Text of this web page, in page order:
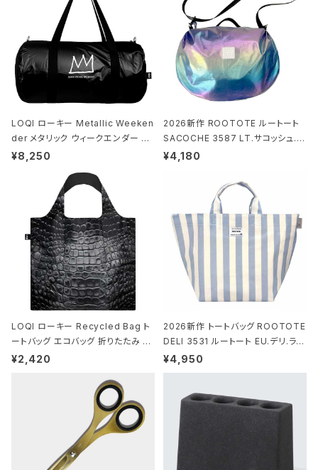
LOQI ローキー Metallic Weeken
der メタリック ウィークエンダー ボ
ストンバッグ ショルダーバッグ JEAN
ck ジャン=ミッシェル・バスキア/クラ
ウン ブラック
¥8,250
2026新作 ROOTOTE ルートート
SACOCHE 3587 LT.サコッシュ.ル
ミエ-B ショルダーバッグ グロスネイ
¥4,180
LOQI ローキー Recycled Bag ト
ートバッグ エコバッグ 折りたたみ 大
きめ 撥水加工 収納ポーチ CROCO
¥2,420
2026新作 トートバッグ ROOTOTE
DELI 3531 ルートート EU.デリ.ラミ
ネート-W サックス・ホワイト
¥4,950